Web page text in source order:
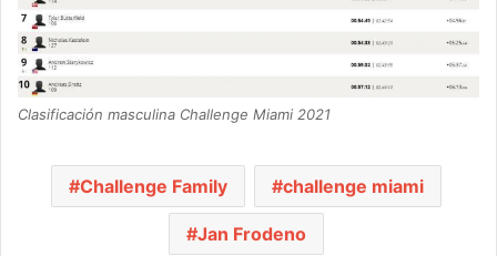
Clasificación masculina Challenge Miami 2021
Challenge Family challenge miami
Jan Frodeno